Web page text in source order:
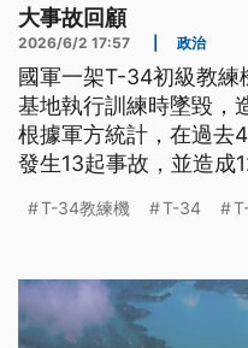
大事故回顧
2026/6/2 17:57 政治
國軍一架T-34初級教練
基地執行訓練時墜毀，
根據軍方統計，在過去
發生13起事故，並造成
T-34教練機 T-34